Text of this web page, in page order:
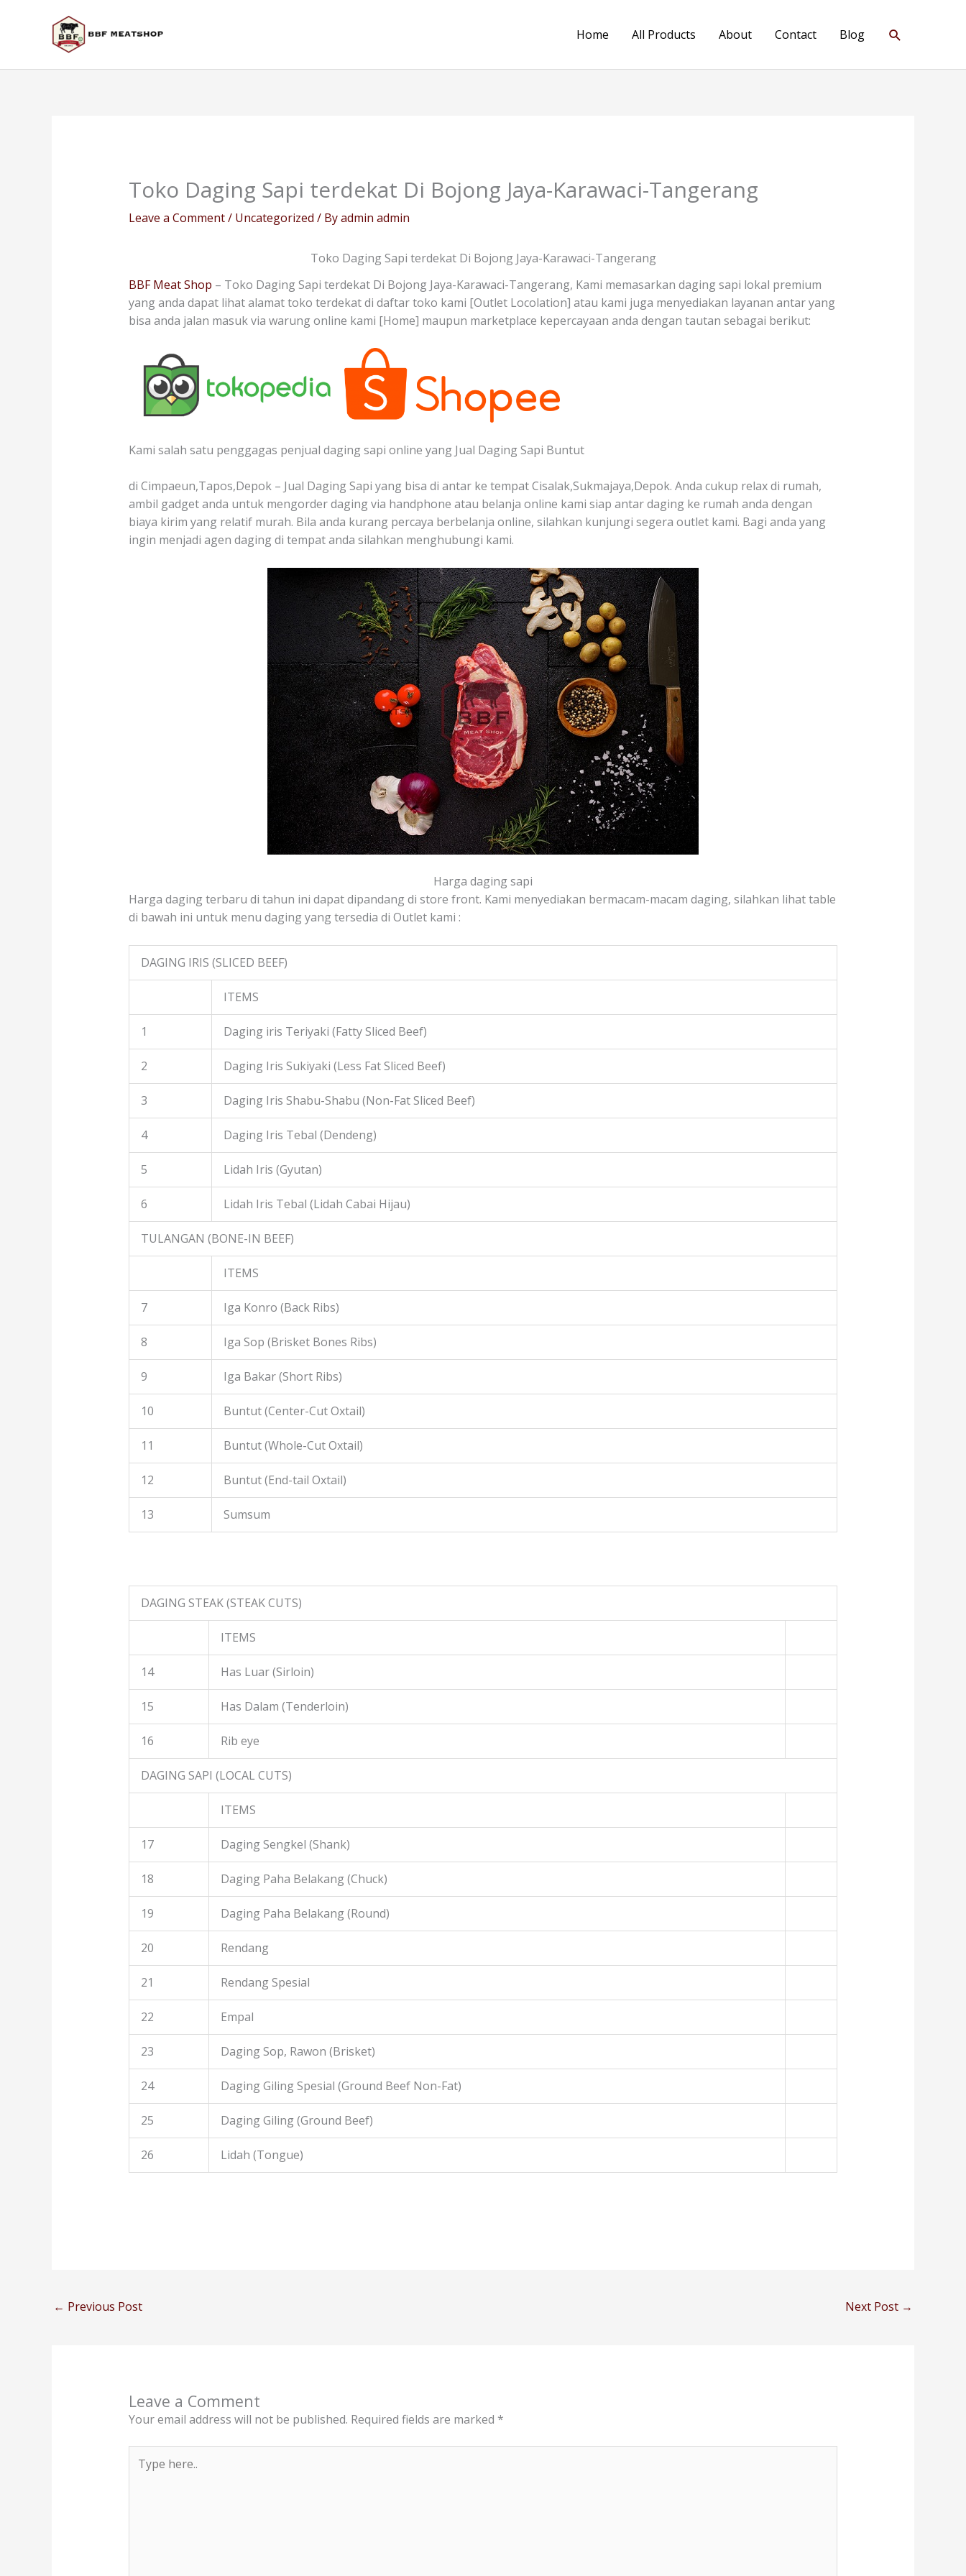
Home All Products About Contact Blog Search
Toko Daging Sapi terdekat Di Bojong Jaya-Karawaci-Tangerang
Leave a Comment/ Uncategorized / Byadmin admin
Toko Daging Sapi terdekat Di Bojong Jaya-Karawaci-Tangerang
BBF Meat Shop – Toko Daging Sapi terdekat Di Bojong Jaya-Karawaci-Tangerang, Kami memasarkan daging sapi lokal premium
yang anda dapat lihat alamat toko terdekat di daftar toko kami [Outlet Locolation] atau kami juga menyediakan layanan antar yang
bisa anda jalan masuk via warung online kami [Home] maupun marketplace kepercayaan anda dengan tautan sebagai berikut:
Kami salah satu penggagas penjual daging sapi online yang Jual Daging Sapi Buntut
di Cimpaeun,Tapos,Depok – Jual Daging Sapi yang bisa di antar ke tempat Cisalak,Sukmajaya,Depok. Anda cukup relax di rumah,
ambil gadget anda untuk mengorder daging via handphone atau belanja online kami siap antar daging ke rumah anda dengan
biaya kirim yang relatif murah. Bila anda kurang percaya berbelanja online, silahkan kunjungi segera outlet kami. Bagi anda yang
ingin menjadi agen daging di tempat anda silahkan menghubungi kami.
Harga daging sapi
Harga daging terbaru di tahun ini dapat dipandang di store front. Kami menyediakan bermacam-macam daging, silahkan lihat table
di bawah ini untuk menu daging yang tersedia di Outlet kami :
DAGING IRIS (SLICED BEEF)
ITEMS
1 Daging iris Teriyaki (Fatty Sliced Beef)
2 Daging Iris Sukiyaki (Less Fat Sliced Beef)
3 Daging Iris Shabu-Shabu (Non-Fat Sliced Beef)
4 Daging Iris Tebal (Dendeng)
5 Lidah Iris (Gyutan)
6 Lidah Iris Tebal (Lidah Cabai Hijau)
TULANGAN (BONE-IN BEEF)
ITEMS
7 Iga Konro (Back Ribs)
8 Iga Sop (Brisket Bones Ribs)
9 Iga Bakar (Short Ribs)
10 Buntut (Center-Cut Oxtail)
11 Buntut (Whole-Cut Oxtail)
12 Buntut (End-tail Oxtail)
13 Sumsum
DAGING STEAK (STEAK CUTS)
ITEMS
14 Has Luar (Sirloin)
15 Has Dalam (Tenderloin)
16 Rib eye
DAGING SAPI (LOCAL CUTS)
ITEMS
17 Daging Sengkel (Shank)
18 Daging Paha Belakang (Chuck)
19 Daging Paha Belakang (Round)
20 Rendang
21 Rendang Spesial
22 Empal
23 Daging Sop, Rawon (Brisket)
24 Daging Giling Spesial (Ground Beef Non-Fat)
25 Daging Giling (Ground Beef)
26 Lidah (Tongue)
← Previous Post Next Post →
Leave a Comment
Your email address will not be published. Required fields are marked *
here..